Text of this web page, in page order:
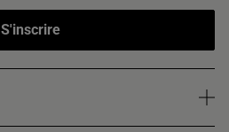
S'inscrire